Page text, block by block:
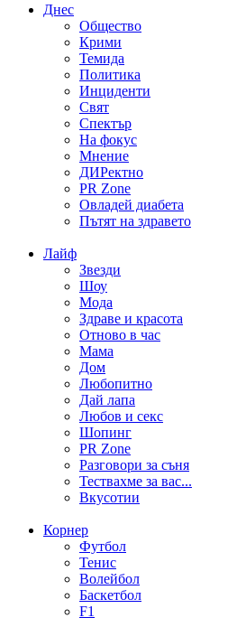
Днес
Общество
Крими
Темида
Политика
Инциденти
Свят
Спектър
На фокус
Мнение
ДИРектно
PR Zone
Овладей диабета
Пътят на здравето
Лайф
Звезди
Шоу
Мода
Здраве и красота
Отново в час
Мама
Дом
Любопитно
Дай лапа
Любов и секс
Шопинг
PR Zone
Разговори за съня
Тествахме за вас...
Вкусотии
Корнер
Футбол
Тенис
Волейбол
Баскетбол
F1